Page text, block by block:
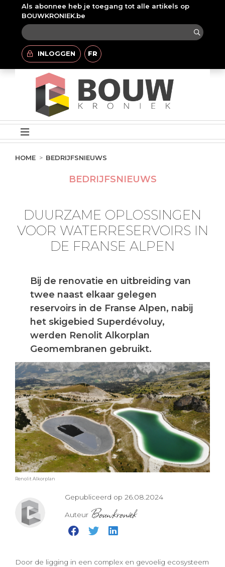
Als abonnee heb je toegang tot alle artikels op
BOUWKRONIEK.be
INLOGGEN FR
HOME BEDRIJFSNIEUWS
BEDRIJFSNIEUWS
DUURZAME OPLOSSINGEN
VOOR WATERRESERVOIRS IN
DE FRANSE ALPEN
Bij de renovatie en uitbreiding van
twee naast elkaar gelegen
reservoirs in de Franse Alpen, nabij
het skigebied Superdévoluy,
werden Renolit Alkorplan
Geomembranen gebruikt.
Renolit Alkorplan
Gepubliceerd op 26.08.2024
Auteur Bouwkroniek
Door de ligging in een complex en gevoelig ecosysteem